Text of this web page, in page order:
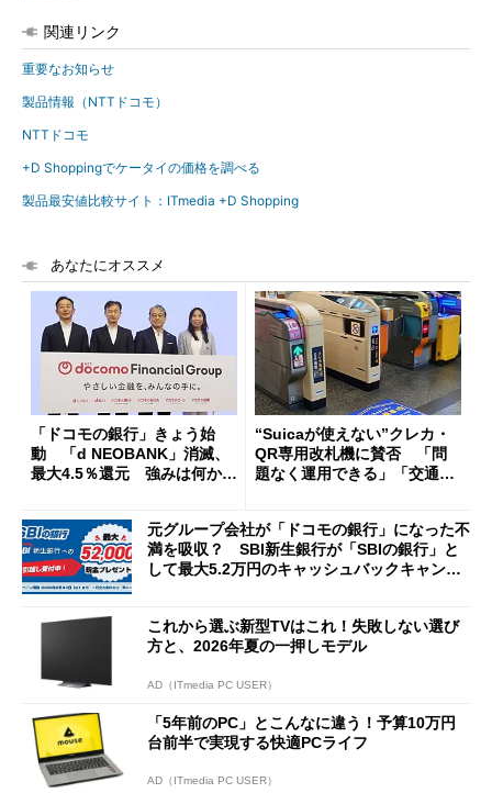
関連リンク
重要なお知らせ
製品情報（NTTドコモ）
NTTドコモ
+D Shoppingでケータイの価格を調べる
製品最安値比較サイト：ITmedia +D Shopping
あなたにオススメ
「ドコモの銀行」きょう始
動 「d NEOBANK」消滅、
最大4.5％還元 強みは何か解
“Suicaが使えない”クレカ・
QR専用改札機に賛否 「問
題なく運用できる」「交通系I
元グループ会社が「ドコモの銀行」になった不
満を吸収？ SBI新生銀行が「SBIの銀行」と
して最大5.2万円のキャッシュバックキャンペ
これから選ぶ新型TVはこれ！失敗しない選び
方と、2026年夏の一押しモデル
AD（ITmedia PC USER）
「5年前のPC」とこんなに違う！予算10万円
台前半で実現する快適PCライフ
AD（ITmedia PC USER）